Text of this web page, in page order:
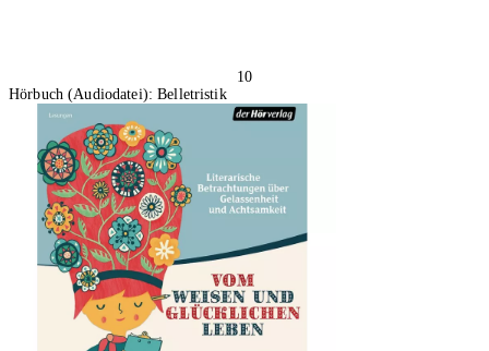
10
Hörbuch (Audiodatei): Belletristik